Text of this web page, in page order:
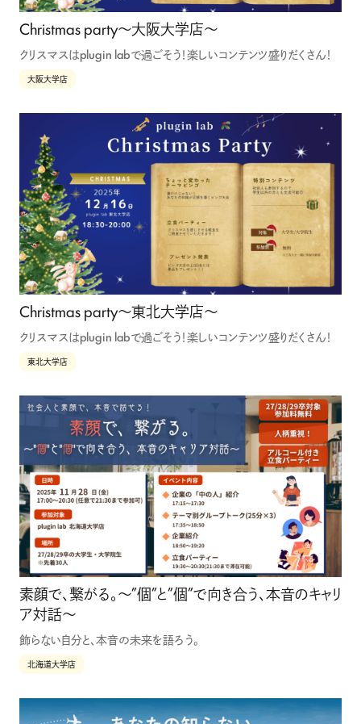
法人の方はこちら
OfferBox
Christmas party〜大阪大学店〜
クリスマスはplugin labで過ごそう！楽しいコンテンツ盛りだくさん！
大阪大学店
Christmas party〜東北大学店〜
クリスマスはplugin labで過ごそう！楽しいコンテンツ盛りだくさん！
東北大学店
素顔で、繋がる。〜”個”と”個”で向き合う、本音のキャリ
ア対話〜
飾らない自分と、本音の未来を語ろう。
北海道大学店